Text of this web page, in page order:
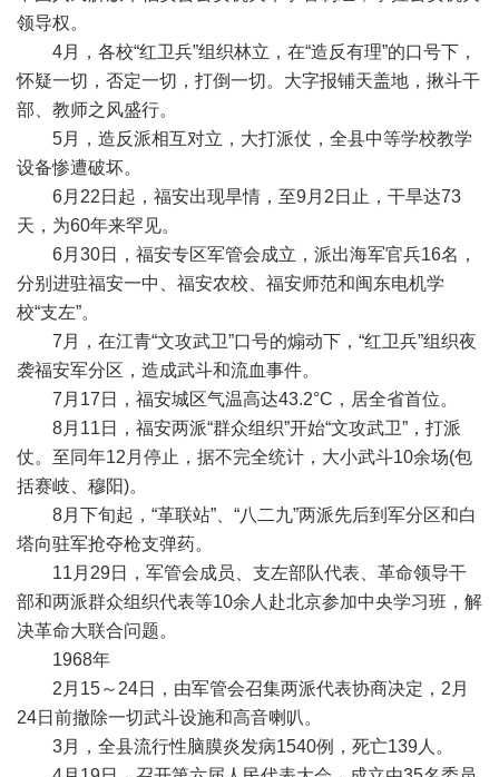
领导权。
4月，各校“红卫兵”组织林立，在“造反有理”的口号下，
怀疑一切，否定一切，打倒一切。大字报铺天盖地，揪斗干
部、教师之风盛行。
5月，造反派相互对立，大打派仗，全县中等学校教学
设备惨遭破坏。
6月22日起，福安出现旱情，至9月2日止，干旱达73
天，为60年来罕见。
6月30日，福安专区军管会成立，派出海军官兵16名，
分别进驻福安一中、福安农校、福安师范和闽东电机学
校“支左”。
7月，在江青“文攻武卫”口号的煽动下，“红卫兵”组织夜
袭福安军分区，造成武斗和流血事件。
7月17日，福安城区气温高达43.2°C，居全省首位。
8月11日，福安两派“群众组织”开始“文攻武卫”，打派
仗。至同年12月停止，据不完全统计，大小武斗10余场(包
括赛岐、穆阳)。
8月下旬起，“革联站”、“八二九”两派先后到军分区和白
塔向驻军抢夺枪支弹药。
11月29日，军管会成员、支左部队代表、革命领导干
部和两派群众组织代表等10余人赴北京参加中央学习班，解
决革命大联合问题。
1968年
2月15～24日，由军管会召集两派代表协商决定，2月
24日前撤除一切武斗设施和高音喇叭。
3月，全县流行性脑膜炎发病1540例，死亡139人。